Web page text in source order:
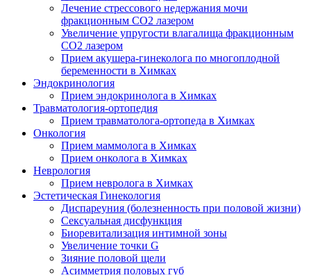
Лечение стрессового недержания мочи
фракционным CO2 лазером
Увеличение упругости влагалища фракционным
CO2 лазером
Прием акушера-гинеколога по многоплодной
беременности в Химках
Эндокринология
Прием эндокринолога в Химках
Травматология-ортопедия
Прием травматолога-ортопеда в Химках
Онкология
Прием маммолога в Химках
Прием онколога в Химках
Неврология
Прием невролога в Химках
Эстетическая Гинекология
Диспареуния (болезненность при половой жизни)
Сексуальная дисфункция
Биоревитализация интимной зоны
Увеличение точки G
Зияние половой щели
Асимметрия половых губ